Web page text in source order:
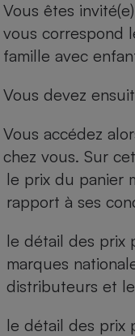
Vous êtes
vous correspond
famille avec
Vous devez
Vous accédez
chez vous. Sur
le prix du panier
rapport à ses
le détail des prix
marques
distributeurs et
le détail des prix